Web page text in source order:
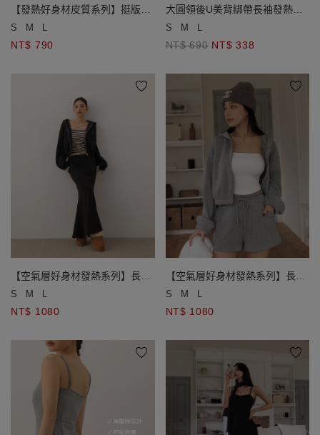
【發熱好身材皮質系列】挺版皮
質短褲
S M L
NT$ 790
大圓領後U美背綁帶長袖發熱
BRA TOP
S M L
NT$ 690 NT$ 338
【空氣層好身材發熱系列】長袖
短版連帽拉鍊外套
S M L
NT$ 1080
【空氣層好身材發熱系列】長袖
短版連帽拉鍊外套
S M L
NT$ 1080